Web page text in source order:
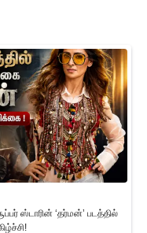
ஸ்டாரின் ‘தர்மன்’ படத்தில்